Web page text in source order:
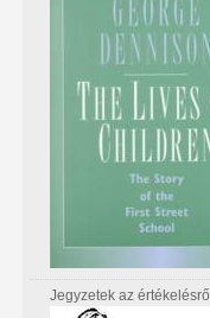
Jegyzetek az értékelésről